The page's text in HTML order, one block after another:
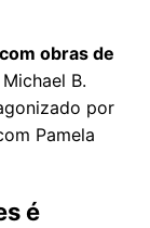
obras de
B.
por
Pamela
é